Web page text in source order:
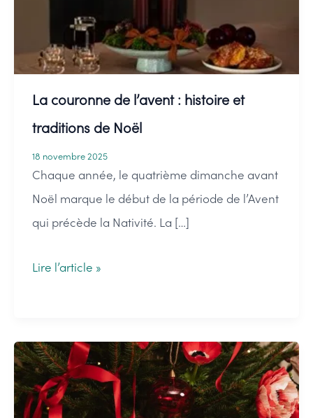
La couronne de l’avent : histoire et
traditions de Noël
18 novembre 2025
Chaque année, le quatrième dimanche avant
Noël marque le début de la période de l’Avent
qui précède la Nativité. La […]
La
l’avent
:
histoire
et
Lire l’article »